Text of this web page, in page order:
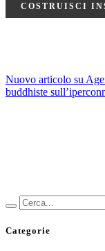
COSTRUISCI
Nuovo articolo su
buddhiste
Categorie